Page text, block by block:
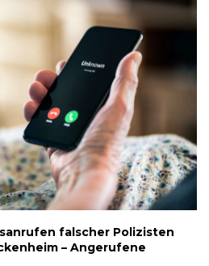
falscher Polizisten
– Angerufene